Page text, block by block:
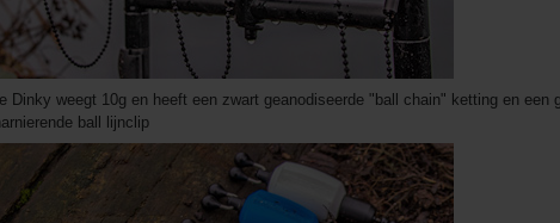
Dinky weegt 10g en heeft een zwart geanodiseerde "ball chain" ketting en een
ball lijnclip